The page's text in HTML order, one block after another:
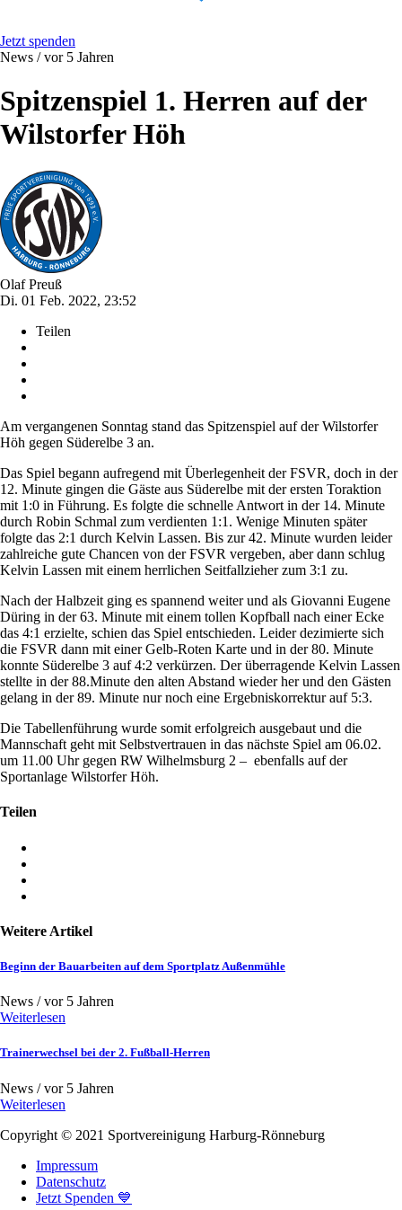
Jetzt spenden
News /vor 5 Jahren
Spitzenspiel 1. Herren auf der
Wilstorfer Höh
Olaf Preuß
Di. 01 Feb. 2022, 23:52
Teilen
Am vergangenen Sonntag stand das Spitzenspiel auf der Wilstorfer
Höh gegen Süderelbe 3 an.
Das Spiel begann aufregend mit Überlegenheit der FSVR, doch in der
12. Minute gingen die Gäste aus Süderelbe mit der ersten Toraktion
mit 1:0 in Führung. Es folgte die schnelle Antwort in der 14. Minute
durch Robin Schmal zum verdienten 1:1. Wenige Minuten später
folgte das 2:1 durch Kelvin Lassen. Bis zur 42. Minute wurden leider
zahlreiche gute Chancen von der FSVR vergeben, aber dann schlug
Kelvin Lassen mit einem herrlichen Seitfallzieher zum 3:1 zu.
Nach der Halbzeit ging es spannend weiter und als Giovanni Eugene
Düring in der 63. Minute mit einem tollen Kopfball nach einer Ecke
das 4:1 erzielte, schien das Spiel entschieden. Leider dezimierte sich
die FSVR dann mit einer Gelb-Roten Karte und in der 80. Minute
konnte Süderelbe 3 auf 4:2 verkürzen. Der überragende Kelvin Lassen
stellte in der 88.Minute den alten Abstand wieder her und den Gästen
gelang in der 89. Minute nur noch eine Ergebniskorrektur auf 5:3.
Die Tabellenführung wurde somit erfolgreich ausgebaut und die
Mannschaft geht mit Selbstvertrauen in das nächste Spiel am 06.02.
um 11.00 Uhr gegen RW Wilhelmsburg 2 – ebenfalls auf der
Sportanlage Wilstorfer Höh.
Teilen
Weitere Artikel
Beginn der Bauarbeiten auf dem Sportplatz Außenmühle
News /vor 5 Jahren
Weiterlesen
Trainerwechsel bei der 2. Fußball-Herren
News /vor 5 Jahren
Weiterlesen
Copyright © 2021 Sportvereinigung Harburg-Rönneburg
Impressum
Datenschutz
Jetzt Spenden 💙